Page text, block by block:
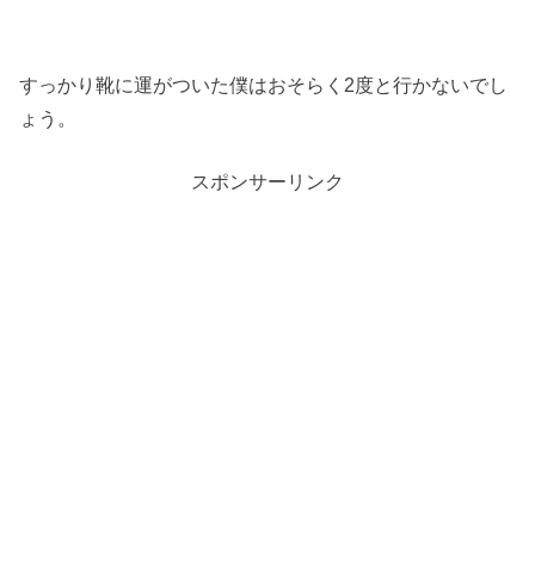
すっかり靴に運がついた僕はおそらく2度と行かないでし
ょう。
スポンサーリンク